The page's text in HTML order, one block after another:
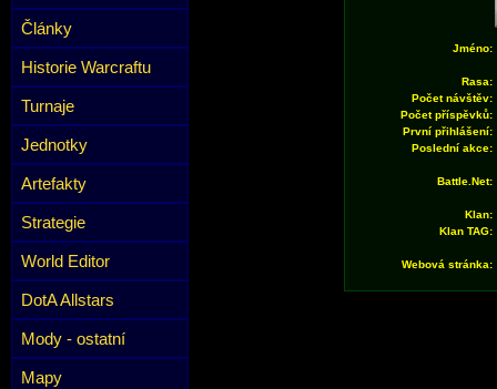
Články
Historie Warcraftu
Turnaje
Jednotky
Artefakty
Strategie
World Editor
DotA Allstars
Mody - ostatní
Mapy
Jméno:
Rasa:
Počet návštěv:
Počet příspěvků:
První přihlášení:
Poslední akce:
Battle.Net:
Klan:
Klan TAG:
Webová stránka: